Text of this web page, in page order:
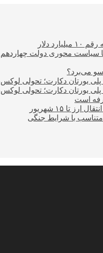
دلار
سیاست محوری دولت چهاردهم
سو می‌برد؟
پلی یورتان دکارت؛ تحولی
پلی یورتان دکارت؛ تحولی
تا ۱۵ شهریور
با شرایط جنگی